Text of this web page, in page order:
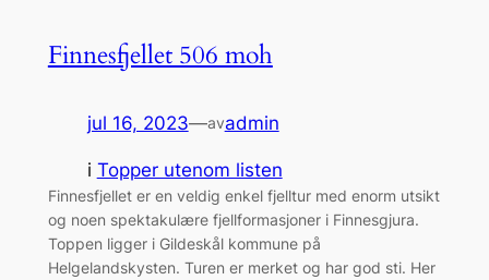
Finnesfjellet 506 moh
jul 16, 2023—avadmin
i Topper utenom listen
Finnesfjellet er en veldig enkel fjelltur med enorm utsikt
og noen spektakulære fjellformasjoner i Finnesgjura.
Toppen ligger i Gildeskål kommune på
Helgelandskysten. Turen er merket og har god sti. Her